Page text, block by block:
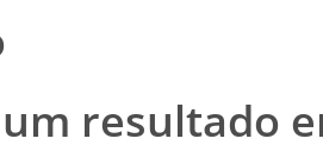
resultado